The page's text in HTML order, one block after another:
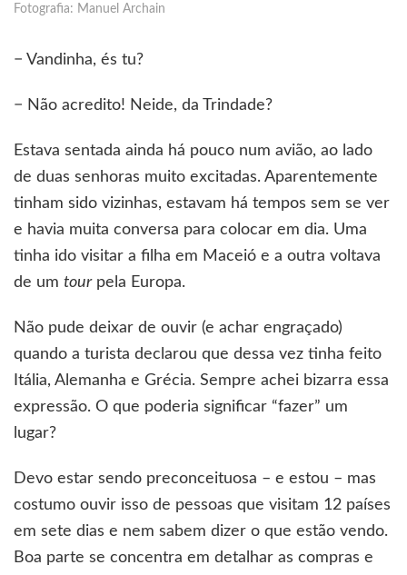
Fotografia: Manuel Archain
− Vandinha, és tu?
− Não acredito! Neide, da Trindade?
Estava sentada ainda há pouco num avião, ao lado
de duas senhoras muito excitadas. Aparentemente
tinham sido vizinhas, estavam há tempos sem se ver
e havia muita conversa para colocar em dia. Uma
tinha ido visitar a filha em Maceió e a outra voltava
de um tourpela Europa.
Não pude deixar de ouvir (e achar engraçado)
quando a turista declarou que dessa vez tinha feito
Itália, Alemanha e Grécia. Sempre achei bizarra essa
expressão. O que poderia significar “fazer” um
lugar?
Devo estar sendo preconceituosa – e estou – mas
costumo ouvir isso de pessoas que visitam 12 países
em sete dias e nem sabem dizer o que estão vendo.
Boa parte se concentra em detalhar as compras e